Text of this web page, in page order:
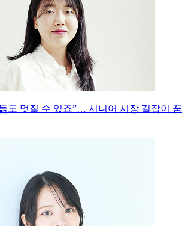
도 멋질 수 있죠”… 시니어 시장 길잡이 꿈